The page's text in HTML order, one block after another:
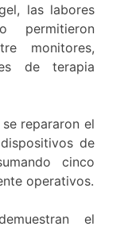
las labores
permitieron
monitores,
de terapia
repararon el
de
cinco
operativos.
el